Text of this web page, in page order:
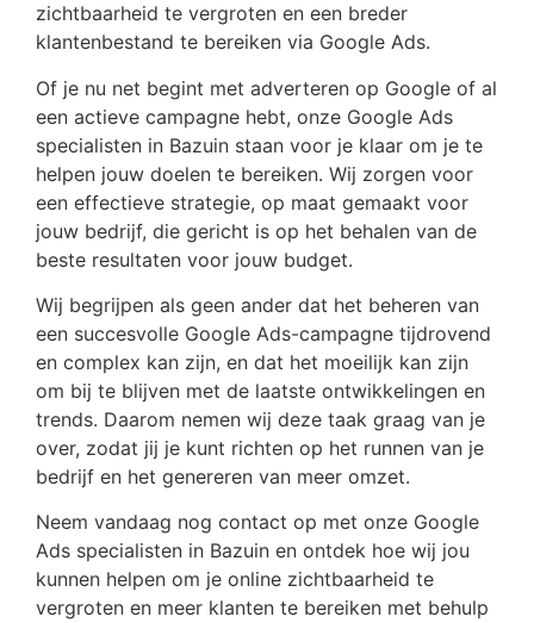
zichtbaarheid te vergroten en een breder
klantenbestand te bereiken via Google Ads.
Of je nu net begint met adverteren op Google of al
een actieve campagne hebt, onze Google Ads
specialisten in Bazuin staan voor je klaar om je te
helpen jouw doelen te bereiken. Wij zorgen voor
een effectieve strategie, op maat gemaakt voor
jouw bedrijf, die gericht is op het behalen van de
beste resultaten voor jouw budget.
Wij begrijpen als geen ander dat het beheren van
een succesvolle Google Ads-campagne tijdrovend
en complex kan zijn, en dat het moeilijk kan zijn
om bij te blijven met de laatste ontwikkelingen en
trends. Daarom nemen wij deze taak graag van je
over, zodat jij je kunt richten op het runnen van je
bedrijf en het genereren van meer omzet.
Neem vandaag nog contact op met onze Google
Ads specialisten in Bazuin en ontdek hoe wij jou
kunnen helpen om je online zichtbaarheid te
vergroten en meer klanten te bereiken met behulp